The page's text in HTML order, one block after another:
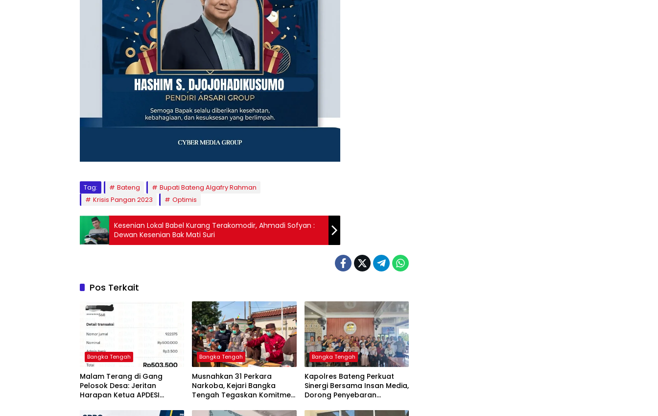
Tag: Bateng
Bupati Bateng Algafry Rahman
Krisis Pangan 2023
Optimis
Kesenian Lokal Babel Kurang Terakomodir, Ahmadi Sofyan :
Dewan Kesenian Bak Mati Suri
Pos Terkait
Bangka Tengah
Malam Terang di Gang
Pelosok Desa: Jeritan
Harapan Ketua APDESI
Babel
Bangka Tengah
Musnahkan 31 Perkara
Narkoba, Kejari Bangka
Tengah Tegaskan Komitmen
Tuntas
Bangka Tengah
‎Kapolres Bateng Perkuat
Sinergi Bersama Insan Media,
Dorong Penyebaran
Layanan Polri 110